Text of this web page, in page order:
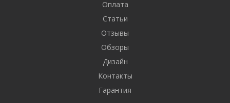
Оплата
Статьи
Отзывы
Обзоры
Дизайн
Контакты
Гарантия